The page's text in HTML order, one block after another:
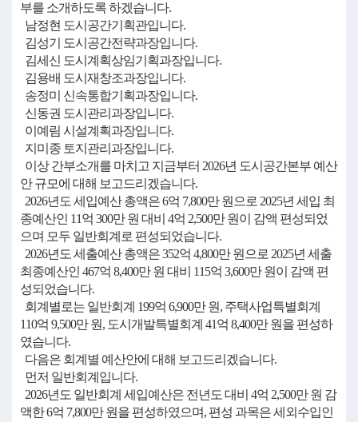
부를 소개하도록 하겠습니다.
남정현 도시공간기획관입니다.
김성기 도시공간전략과장입니다.
김세신 도시계획상임기획과장입니다.
김용배 도시재창조과장입니다.
송정미 신속통합기획과장입니다.
신동권 도시관리과장입니다.
이예림 시설계획과장입니다.
지미종 토지관리과장입니다.
이상 간부소개를 마치고 지금부터 2026년 도시공간본부 예산
안 규모에 대해 보고드리겠습니다.
2026년도 세입예산 총액은 6억 7,800만 원으로 2025년 세입 최
종예산인 11억 300만 원 대비 4억 2,500만 원이 감액 편성되었
으며 모두 일반회계로 편성되었습니다.
2026년도 세출예산 총액은 352억 4,800만 원으로 2025년 세출
최종예산인 467억 8,400만 원 대비 115억 3,600만 원이 감액 편
성되었습니다.
회계별로는 일반회계 199억 6,900만 원, 주택사업특별회계
110억 9,500만 원, 도시개발특별회계 41억 8,400만 원을 편성하
였습니다.
다음은 회계별 예산안에 대해 보고드리겠습니다.
먼저 일반회계입니다.
2026년도 일반회계 세입예산은 전년도 대비 4억 2,500만 원 감
액한 6억 7,800만 원을 편성하였으며, 편성 과목은 세외수입인